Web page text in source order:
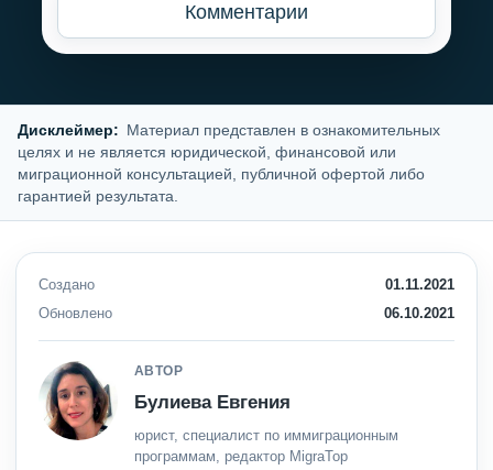
Комментарии
Дисклеймер: Материал представлен в ознакомительных
целях и не является юридической, финансовой или
миграционной консультацией, публичной офертой либо
гарантией результата.
Создано
01.11.2021
Обновлено
06.10.2021
АВТОР
Булиева Евгения
юрист, специалист по иммиграционным
программам, редактор MigraTop